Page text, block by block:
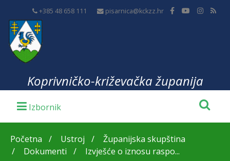
+385 48 658 111 pisarnica@kckzz.hr
Koprivničko-križevačka županija
Početna Ustroj
Županijska skupština
Dokumenti
Izvješće o iznosu raspo...